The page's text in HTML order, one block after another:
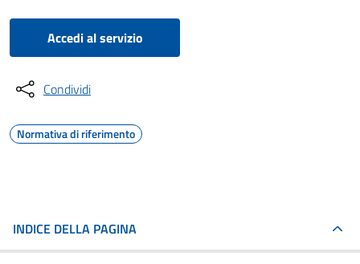
Accedi al servizio
Condividi
Normativa di riferimento
INDICE DELLA PAGINA